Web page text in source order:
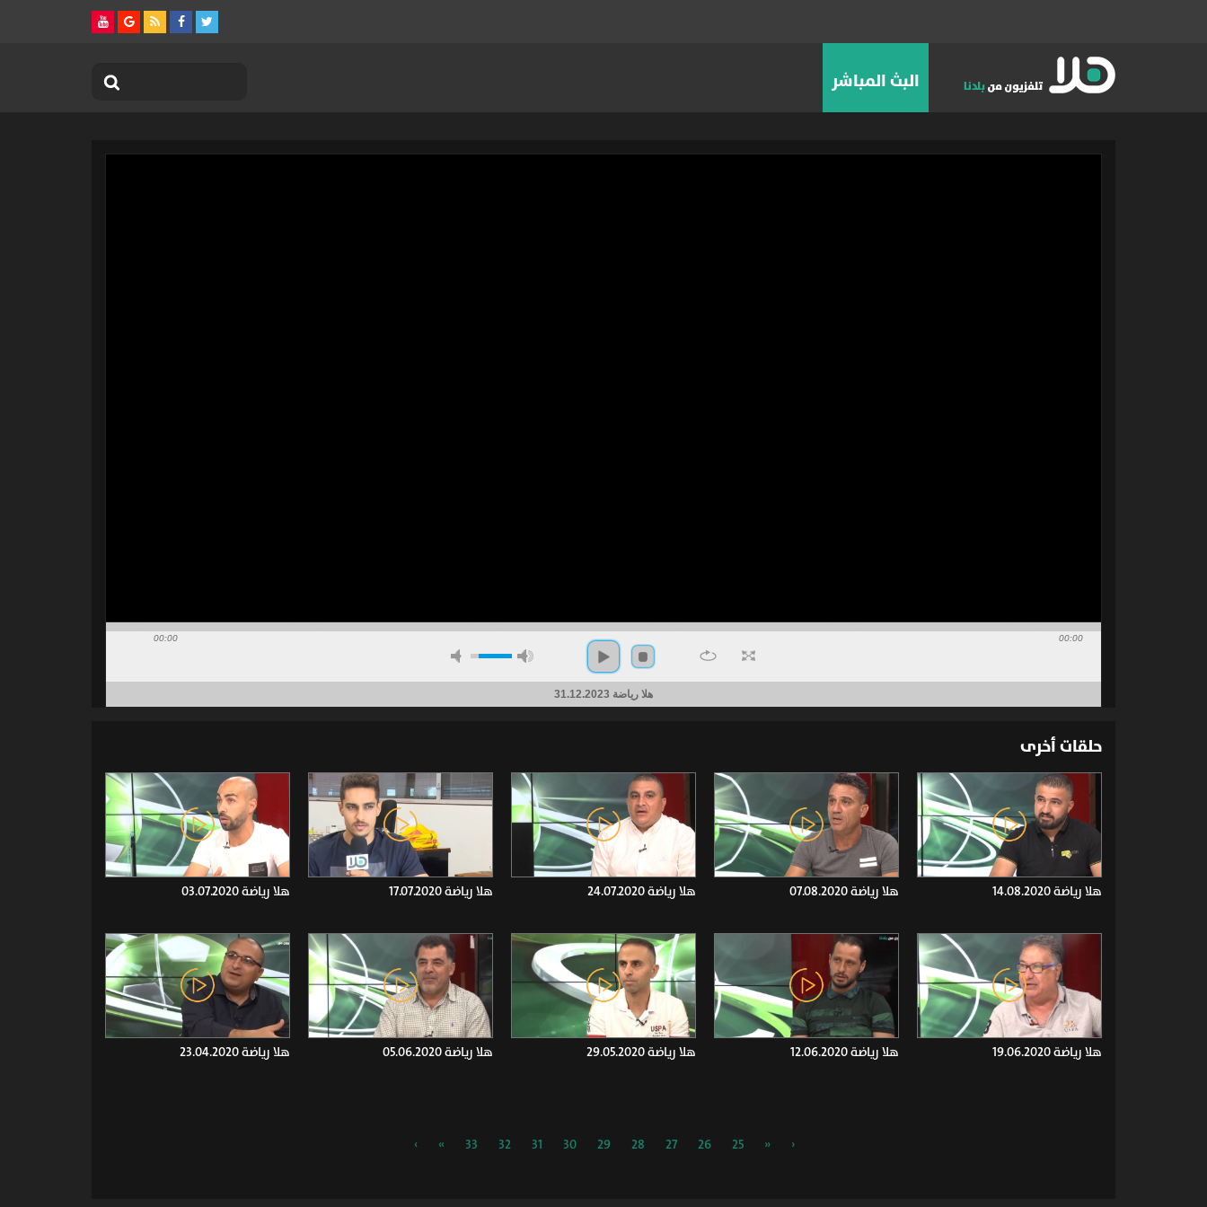
البث المباشر
00:00 00:00
هلا رياضة 31.12.2023
حلقات أخرى
هلا رياضة 14.08.2020 هلا رياضة 07.08.2020 هلا رياضة 24.07.2020 هلا رياضة 17.07.2020 هلا رياضة 03.07.2020
هلا رياضة 19.06.2020 هلا رياضة 12.06.2020 هلا رياضة 29.05.2020 هلا رياضة 05.06.2020 هلا رياضة 23.04.2020
‹
«
25
26
27
28
29
30
31
32
33
»
›